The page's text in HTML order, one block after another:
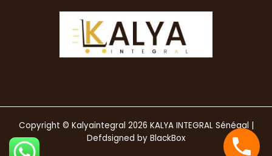
Copyright © Kalyaintegral 2026 KALYA INTEGRAL Sénégal |
Defdsigned by BlackBox